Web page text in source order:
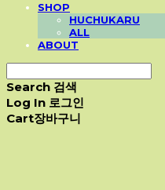
SHOP
HUCHUKARU
ALL
ABOUT
Search 검색
Log In 로그인
Cart장바구니